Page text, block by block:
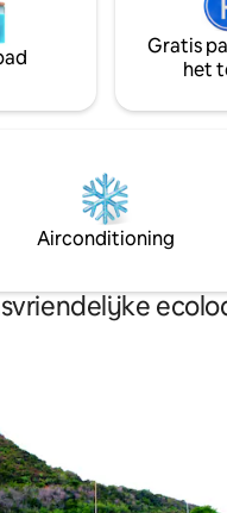
wolken of word
storm op komst is.Gratis
het
Airconditioning